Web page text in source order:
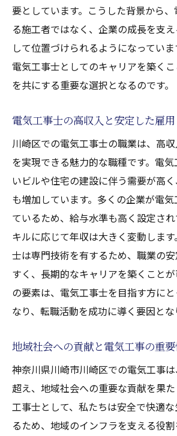
最新技術の習得と継続学習
安全管理と法令知識の重要
電気工事転職者が知っておくべ
事情
企業の採用基準と求める人材
企業文化と職場環境の理解
福利厚生とキャリアパスの
川崎区の電気工事企業の未
転職先企業選びのポイント
川崎市川崎区での電気工事転職
めのネットワーキング術
業界イベントやセミナーへ
同業者との交流と情報交換
SNSを活用したネットワーキ
業界団体への参加とメリッ
ビジネスネットワークの拡
川崎区での電気工事キャリアの
性
未来の電気工事技術とその
要としています。こうした背景から
る施工者ではなく、企業の成長を支
して位置づけられるようになっていま
電気工事士としてのキャリアを築く
を共にする重要な選択となるのです。
電気工事士の高収入と安定した雇用
川崎区での電気工事士の職業は、高
を実現できる魅力的な職種です。電
いビルや住宅の建設に伴う需要が高
も増加しています。多くの企業が電
ているため、給与水準も高く設定さ
キルに応じて年収は大きく変動しま
士は専門技術を有するため、職業の
すく、長期的なキャリアを築くこと
の要素は、電気工事士を目指す方に
なり、転職活動を成功に導く要因とな
地域社会への貢献と電気工事の重
神奈川県川崎市川崎区での電気工事
超え、地域社会への重要な貢献を果
工事士として、私たちは安全で快適
るため、地域のインフラを支える役割